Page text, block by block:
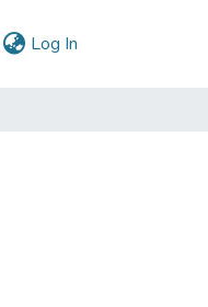
Log In